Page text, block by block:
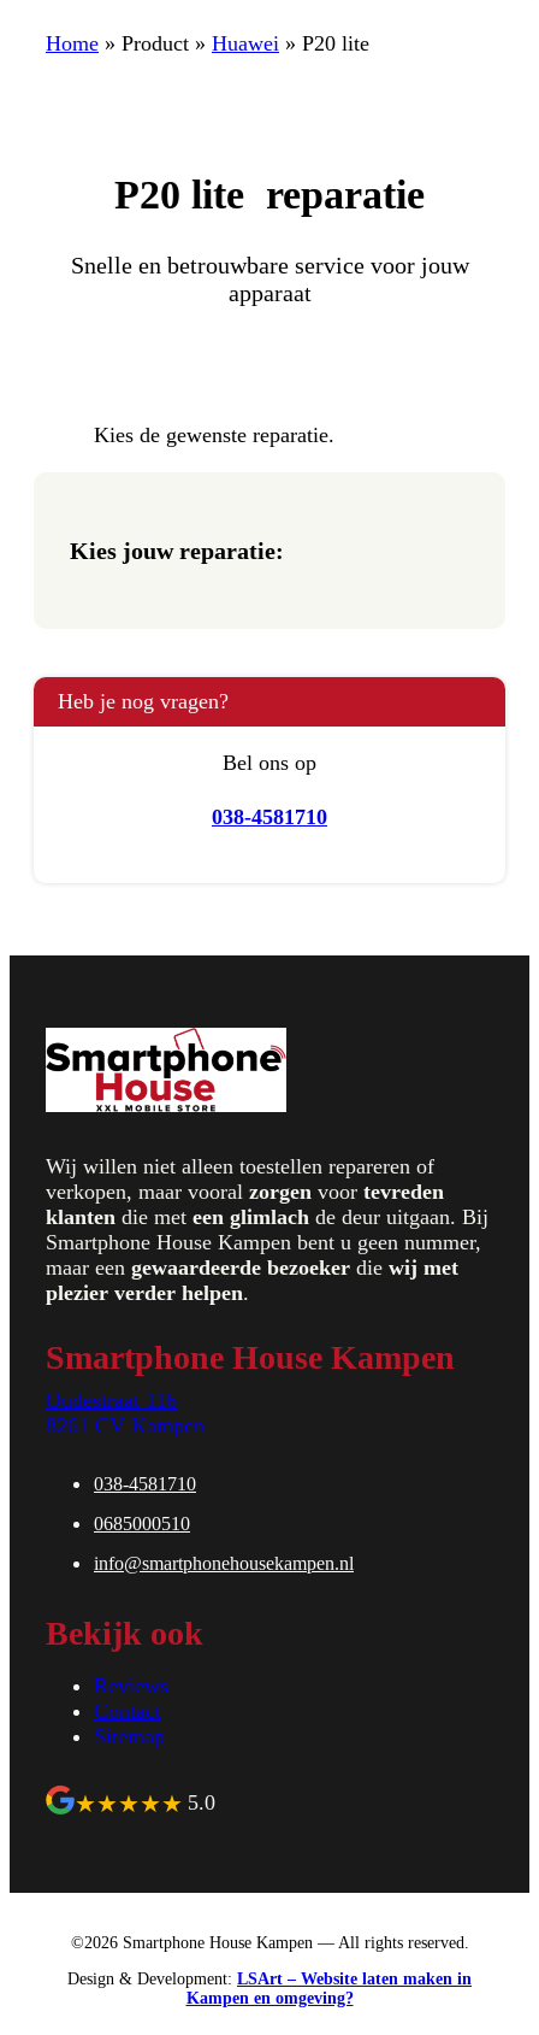
Home » Product » Huawei » P20 lite
P20 lite reparatie
Snelle en betrouwbare service voor jouw
apparaat
Kies de gewenste reparatie.
Kies jouw reparatie:
Heb je nog vragen?
Bel ons op
038-4581710
Wij willen niet alleen toestellen repareren of
verkopen, maar vooral zorgen voor tevreden
klanten die met een glimlach de deur uitgaan. Bij
Smartphone House Kampen bent u geen nummer,
maar een gewaardeerde bezoeker die wij met
plezier verder helpen.
Smartphone House Kampen
Oudestraat 116
8261 CV Kampen
038-4581710
0685000510
info@smartphonehousekampen.nl
Bekijk ook
Reviews
Contact
Sitemap
★★★★★ 5.0
©2026 Smartphone House Kampen — All rights reserved.
Design & Development: LSArt – Website laten maken in
Kampen en omgeving?